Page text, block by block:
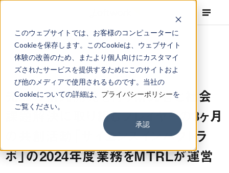
このウェブサイトでは、お客様のコンピューターに
Cookieを保存します。このCookieは、ウェブサイト
体験の改善のため、またより個人向けにカスタマイ
ズされたサービスを提供するためにこのサイトおよ
び他のメディアで使用されるものです。当社の
Cookieについての詳細は、 プライバシーポリシーを
ご覧ください。
承認
NEWS Projects, Topics 2024.10.25
先端の研究開発を行う研究者と社会
課題解決に取り組むプレイヤーの3ヶ月
の共創活動「サイエンスインパクトラ
ボ」の2024年度業務をMTRLが運営